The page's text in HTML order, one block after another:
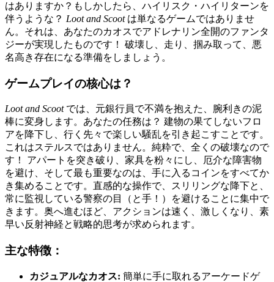
はありますか？もしかしたら、ハイリスク・ハイリターンを
伴うような？ Loot and Scootは単なるゲームではありませ
ん。それは、あなたのカオスでアドレナリン全開のファンタ
ジーが実現したものです！ 破壊し、走り、掴み取って、悪
名高き存在になる準備をしましょう。
ゲームプレイの核心は？
Loot and Scootでは、元銀行員で不満を抱えた、腕利きの泥
棒に変身します。あなたの任務は？ 建物の果てしないフロ
アを降下し、行く先々で楽しい騒乱を引き起こすことです。
これはステルスではありません。純粋で、全くの破壊なので
す！ アパートを突き破り、家具を粉々にし、厄介な障害物
を避け、そして最も重要なのは、手に入るコインをすべてか
き集めることです。直感的な操作で、スリリングな降下と、
常に監視している警察の目（と手！）を避けることに集中で
きます。奥へ進むほど、アクションは速く、激しくなり、素
早い反射神経と戦略的思考が求められます。
主な特徴：
カジュアルなカオス: 簡単に手に取れるアーケードゲ